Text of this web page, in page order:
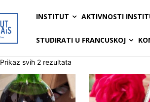
INSTITUT AKTIVNOSTI
STUDIRATI U FRANCUSKOJ
Prikaz svih 2 rezultata